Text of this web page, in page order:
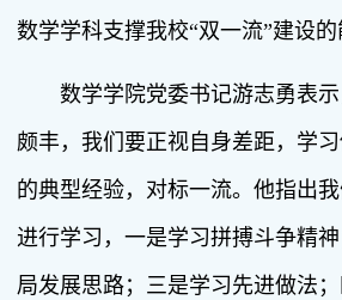
数学学科支撑我校“双一流”建设的
数学学院党委书记游志勇表
颇丰，我们要正视自身差距，学
的典型经验，对标一流。他指出
进行学习，一是学习拼搏斗争精
局发展思路；三是学习先进做法